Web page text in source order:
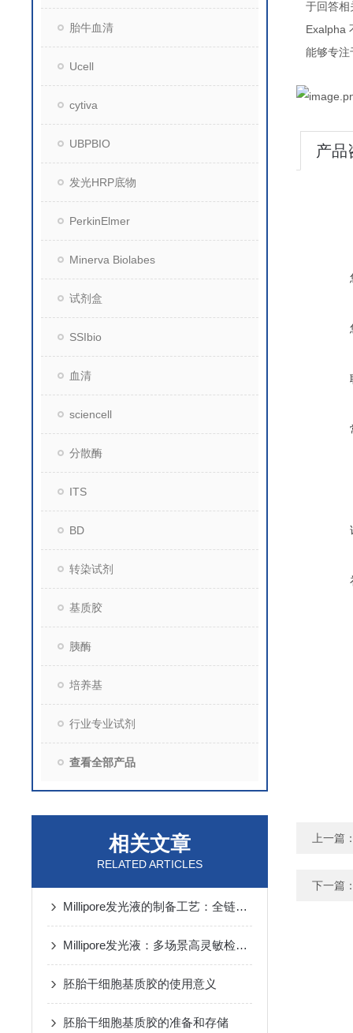
胎牛血清
Ucell
cytiva
UBPBIO
发光HRP底物
PerkinElmer
Minerva Biolabes
试剂盒
SSIbio
血清
sciencell
分散酶
ITS
BD
转染试剂
基质胶
胰酶
培养基
行业专业试剂
查看全部产品
相关文章
RELATED ARTICLES
Millipore发光液的制备工艺：全链路质控保障检测性能稳定
Millipore发光液：多场景高灵敏检测的核心试剂支撑
胚胎干细胞基质胶的使用意义
胚胎干细胞基质胶的准备和存储
于回答相
Exalpha
能够专注
产品
上一篇
下一篇